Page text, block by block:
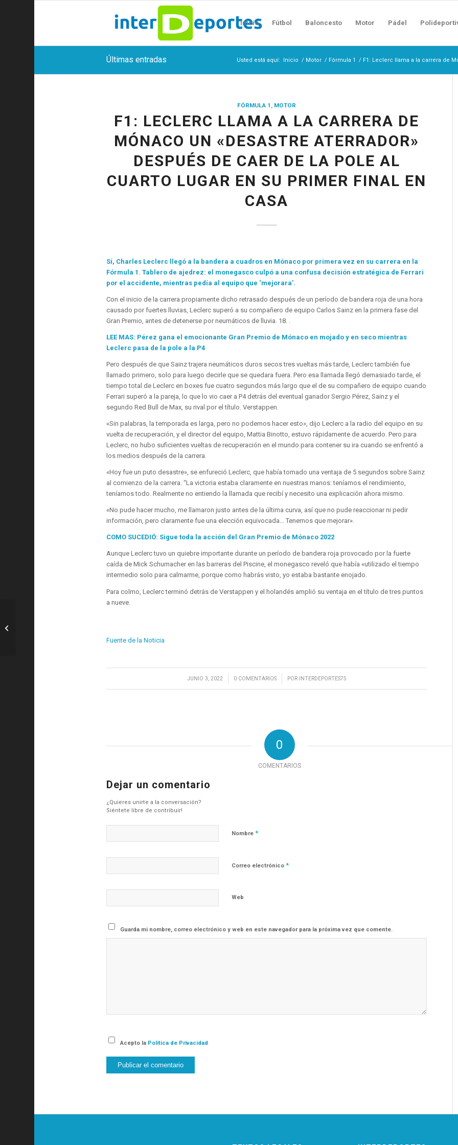
Inicio Fútbol Baloncesto Motor Pádel
Últimas entradas Usted está aquí: Inicio / Motor / Fórmula 1 / F1: Leclerc llama a la carrera de
FÓRMULA 1 , MOTOR
F1: LECLERC LLAMA A LA CARRERA DE
MÓNACO UN «DESASTRE ATERRADOR»
DESPUÉS DE CAER DE LA POLE AL
CUARTO LUGAR EN SU PRIMER FINAL EN
CASA
Sí, Charles Leclerc llegó a la bandera a cuadros en Mónaco por primera vez en su carrera en la
Fórmula 1. Tablero de ajedrez: el monegasco culpó a una confusa decisión estratégica de Ferrari
por el accidente, mientras pedía al equipo que ‘mejorara’.
Con el inicio de la carrera propiamente dicho retrasado después de un período de bandera roja de una hora
causado por fuertes lluvias, Leclerc superó a su compañero de equipo Carlos Sainz en la primera fase del
Gran Premio, antes de detenerse por neumáticos de lluvia. 18. .
LEE MAS: Pérez gana el emocionante Gran Premio de Mónaco en mojado y en seco mientras
Leclerc pasa de la pole a la P4
Pero después de que Sainz trajera neumáticos duros secos tres vueltas más tarde, Leclerc también fue
llamado primero, solo para luego decirle que se quedara fuera. Pero esa llamada llegó demasiado tarde, el
tiempo total de Leclerc en boxes fue cuatro segundos más largo que el de su compañero de equipo cuando
Ferrari superó a la pareja, lo que lo vio caer a P4 detrás del eventual ganador Sergio Pérez, Sainz y el
segundo Red Bull de Max, su rival por el título. Verstappen.
«Sin palabras, la temporada es larga, pero no podemos hacer esto», dijo Leclerc a la radio del equipo en su
vuelta de recuperación, y el director del equipo, Mattia Binotto, estuvo rápidamente de acuerdo. Pero para
Leclerc, no hubo suficientes vueltas de recuperación en el mundo para contener su ira cuando se enfrentó a
los medios después de la carrera.
«Hoy fue un puto desastre», se enfureció Leclerc, que había tomado una ventaja de 5 segundos sobre Sainz
al comienzo de la carrera. “La victoria estaba claramente en nuestras manos: teníamos el rendimiento,
teníamos todo. Realmente no entiendo la llamada que recibí y necesito una explicación ahora mismo.
«No pude hacer mucho, me llamaron justo antes de la última curva, así que no pude reaccionar ni pedir
información, pero claramente fue una elección equivocada… Tenemos que mejorar».
COMO SUCEDIÓ: Sigue toda la acción del Gran Premio de Mónaco 2022
Aunque Leclerc tuvo un quiebre importante durante un período de bandera roja provocado por la fuerte
caída de Mick Schumacher en las barreras del Piscine, el monegasco reveló que había «utilizado el tiempo
intermedio solo para calmarme, porque como habrás visto, yo estaba bastante enojado.
Para colmo, Leclerc terminó detrás de Verstappen y el holandés amplió su ventaja en el título de tres puntos
a nueve.
Fuente de la Noticia
JUNIO 3, 2022
/ 0 COMENTARIOS
/ POR INTERDEPORTES75
0
COMENTARIOS
Dejar un comentario
¿Quieres unirte a la conversación?
Siéntete libre de contribuir!
Nombre *
Correo electrónico *
Web
Guarda mi nombre, correo electrónico y web en este navegador para la próxima vez que comente.
Acepto la Política de Privacidad